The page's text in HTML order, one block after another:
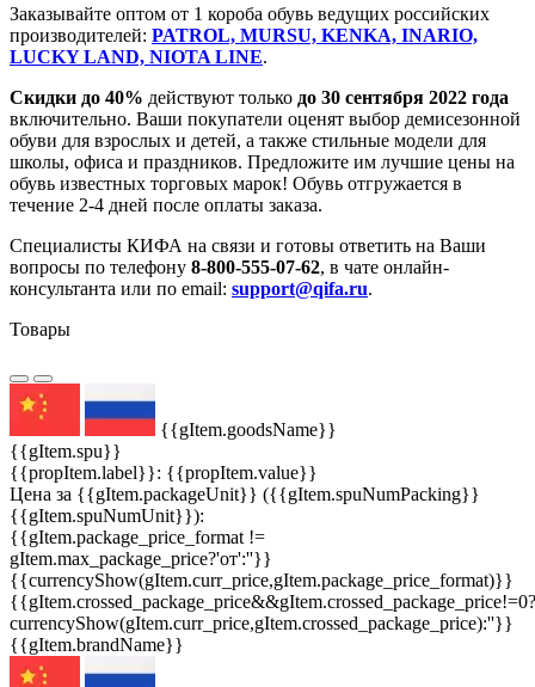
Заказывайте оптом от 1 короба обувь ведущих российских
производителей: PATROL, MURSU, KENKA, INARIO,
LUCKY LAND, NIOTA LINE.
Скидки до 40% действуют только до 30 сентября 2022 года
включительно. Ваши покупатели оценят выбор демисезонной
обуви для взрослых и детей, а также стильные модели для
школы, офиса и праздников. Предложите им лучшие цены на
обувь известных торговых марок! Обувь отгружается в
течение 2-4 дней после оплаты заказа.
Специалисты КИФА на связи и готовы ответить на Ваши
вопросы по телефону 8-800-555-07-62, в чате онлайн-
конcультанта или по email: support@qifa.ru.
Товары
{{gItem.goodsName}}
{{gItem.spu}}
{{propItem.label}}: {{propItem.value}}
Цена за {{gItem.packageUnit}} ({{gItem.spuNumPacking}}
{{gItem.spuNumUnit}}):
{{gItem.package_price_format !=
gItem.max_package_price?'от':''}}
{{currencyShow(gItem.curr_price,gItem.package_price_format)}}
{{gItem.crossed_package_price&&gItem.crossed_package_price!=0?
currencyShow(gItem.curr_price,gItem.crossed_package_price):''}}
{{gItem.brandName}}